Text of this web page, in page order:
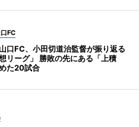
FC
口FC、小田切道治監督が振り返る
リーグ」 勝敗の先にある「上積
た20試合